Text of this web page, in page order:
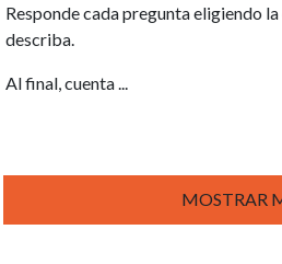
Responde cada pregunta eligiendo
describa.
Al final, cuenta
MOSTRAR